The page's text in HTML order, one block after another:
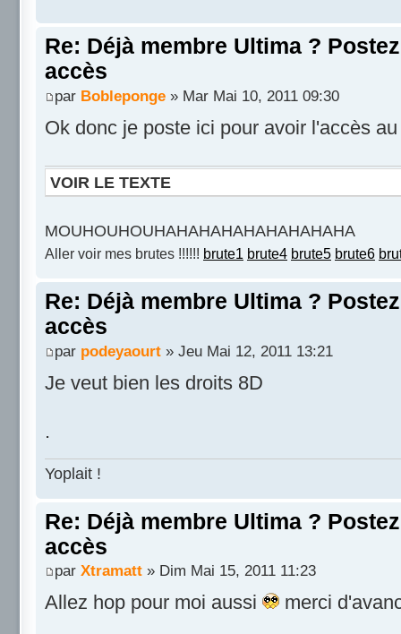
Re: Déjà membre Ultima ?
accès
par Bobleponge » Mar Mai 10, 2011 09:30
Ok donc je poste ici pour avoir l'accès
VOIR LE TEXTE
MOUHOUHOUHAHAHAHAHAHAHAHAHA
Aller voir mes brutes !!!!!! brute1 brute4 brute5 brute6
Re: Déjà membre Ultima ?
accès
par podeyaourt » Jeu Mai 12, 2011 13:21
Je veut bien les droits 8D
.
Yoplait !
Re: Déjà membre Ultima ?
accès
par Xtramatt » Dim Mai 15, 2011 11:23
Allez hop pour moi aussi merci